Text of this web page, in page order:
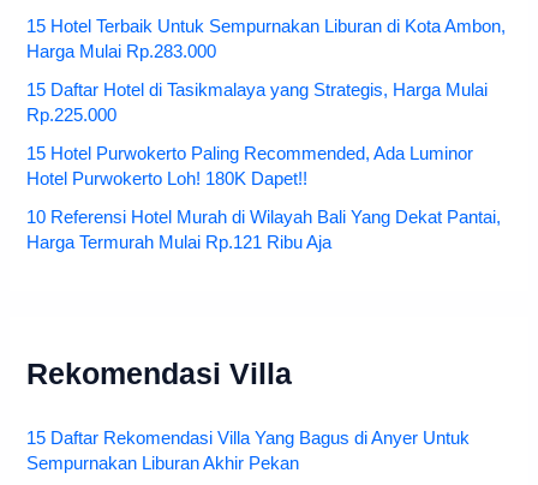
15 Hotel Terbaik Untuk Sempurnakan Liburan di Kota Ambon,
Harga Mulai Rp.283.000
15 Daftar Hotel di Tasikmalaya yang Strategis, Harga Mulai
Rp.225.000
15 Hotel Purwokerto Paling Recommended, Ada Luminor
Hotel Purwokerto Loh! 180K Dapet!!
10 Referensi Hotel Murah di Wilayah Bali Yang Dekat Pantai,
Harga Termurah Mulai Rp.121 Ribu Aja
Rekomendasi Villa
15 Daftar Rekomendasi Villa Yang Bagus di Anyer Untuk
Sempurnakan Liburan Akhir Pekan